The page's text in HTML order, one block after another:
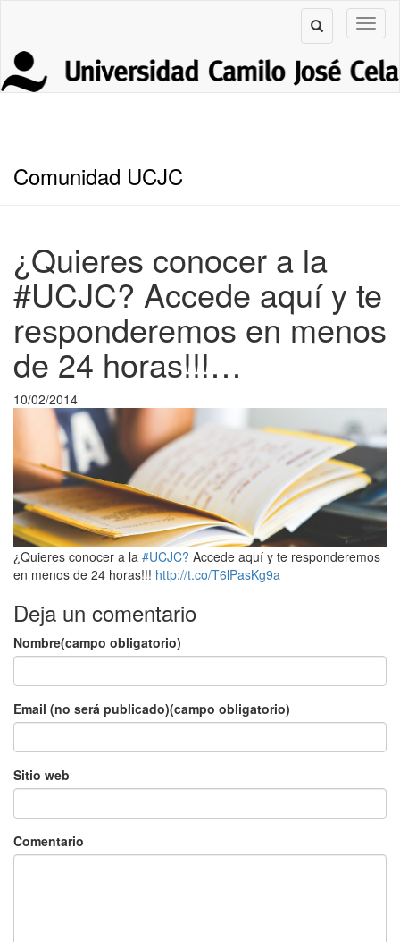
Comunidad UCJC
¿Quieres conocer a la
#UCJC? Accede aquí y te
responderemos en menos
de 24 horas!!!…
10/02/2014
¿Quieres conocer a la #UCJC? Accede aquí y te responderemos
en menos de 24 horas!!! http://t.co/T6lPasKg9a
Deja un comentario
Nombre(campo obligatorio)
Email (no será publicado)(campo obligatorio)
Sitio web
Comentario